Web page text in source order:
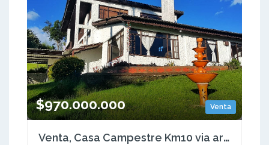
Venta
$970.000.000
Venta, Casa Campestre Km10 via armenia, pereira Circasia Quindío